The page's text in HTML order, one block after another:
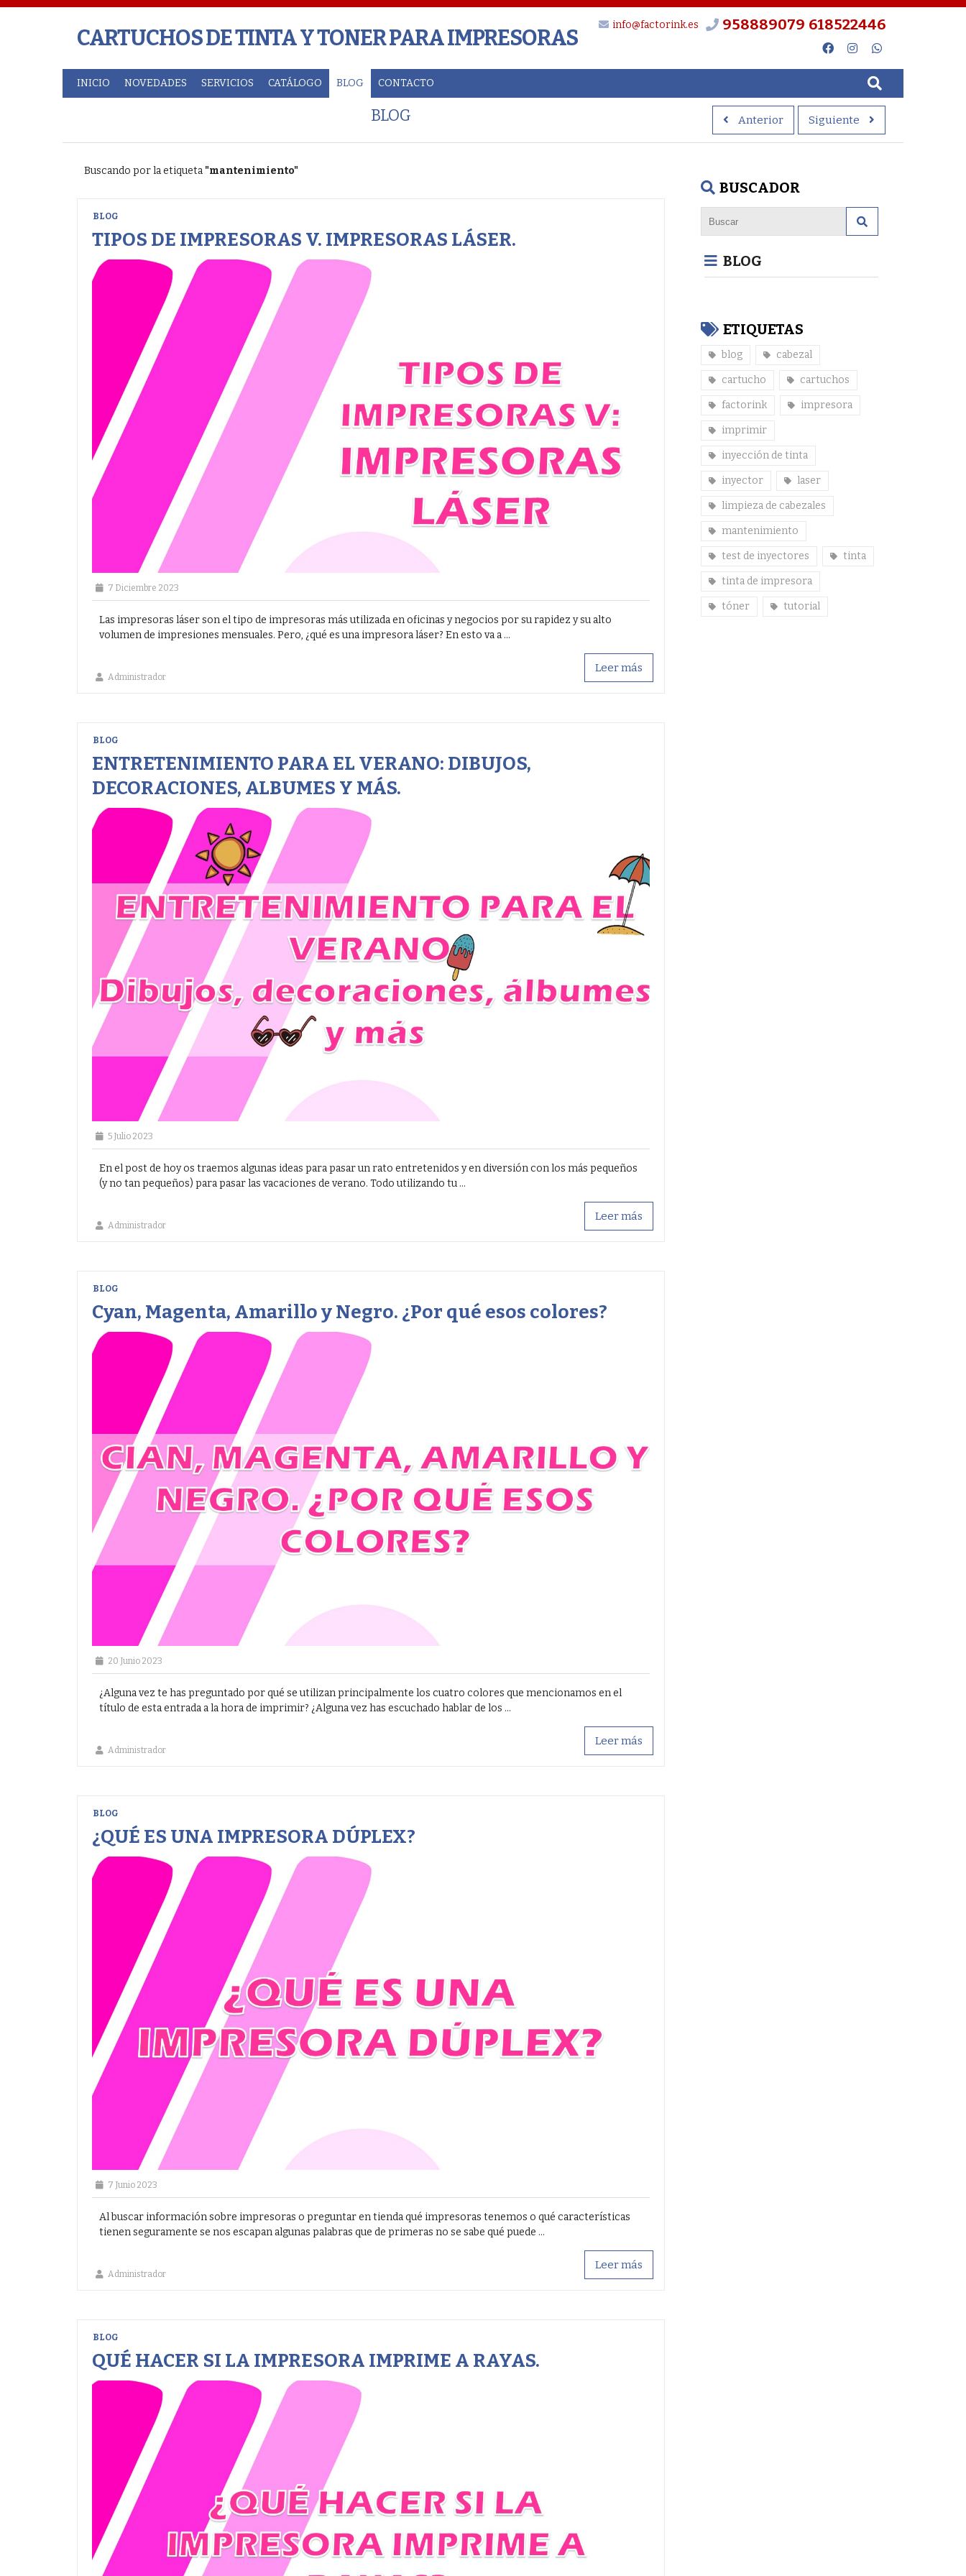
CARTUCHOS DE TINTA Y TONER PARA IMPRESORAS
info@factorink.es 958889079 618522446
INICIO NOVEDADES SERVICIOS CATÁLOGO BLOG CONTACTO
BLOG Anterior Siguiente
Buscando por la etiqueta "mantenimiento"
TIPOS DE IMPRESORAS V. IMPRESORAS LÁSER.
BLOG
Administrador
7 Diciembre 2023
Las impresoras láser son el tipo de impresoras más utilizada en oficinas y negocios por su rapidez y su alto
volumen de impresiones mensuales. Pero, ¿qué es una impresora láser? En esto va a ...
Leer más
ENTRETENIMIENTO PARA EL VERANO: DIBUJOS,
DECORACIONES, ALBUMES Y MÁS.
BLOG
Administrador
5 Julio 2023
En el post de hoy os traemos algunas ideas para pasar un rato entretenidos y en diversión con los más pequeños
(y no tan pequeños) para pasar las vacaciones de verano. Todo utilizando tu ...
Leer más
Cyan, Magenta, Amarillo y Negro. ¿Por qué esos colores?
BLOG
Administrador
20 Junio 2023
¿Alguna vez te has preguntado por qué se utilizan principalmente los cuatro colores que mencionamos en el
título de esta entrada a la hora de imprimir? ¿Alguna vez has escuchado hablar de los ...
Leer más
¿QUÉ ES UNA IMPRESORA DÚPLEX?
BLOG
Administrador
7 Junio 2023
Al buscar información sobre impresoras o preguntar en tienda qué impresoras tenemos o qué características
tienen seguramente se nos escapan algunas palabras que de primeras no se sabe qué puede ...
Leer más
QUÉ HACER SI LA IMPRESORA IMPRIME A RAYAS.
BLOG
BUSCADOR
BLOG
ETIQUETAS
blog cabezal
cartucho cartuchos
factorink impresora
imprimir
inyección de tinta
inyector laser
limpieza de cabezales
mantenimiento
test de inyectores tinta
tinta de impresora
tóner tutorial